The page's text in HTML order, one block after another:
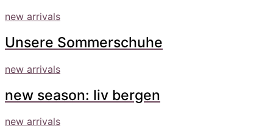
new arrivals
Unsere Sommerschuhe
new arrivals
new season: liv bergen
new arrivals